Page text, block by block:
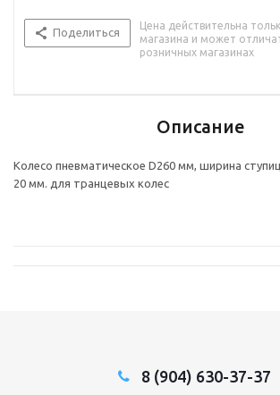
Поделиться
Цена действительна
магазина и может
розничных магазинах
Описание
Колесо пневматическое D260 мм, ширина
20 мм. для транцевых колес
8 (904) 630-37-37